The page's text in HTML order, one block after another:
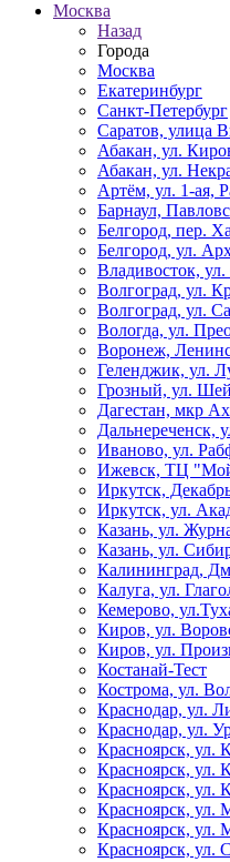
Москва
Назад
Города
Москва
Екатеринбург
Санкт-Петербург
Саратов, улица
Абакан, ул.
Абакан, ул.
Артём, ул. 1-ая,
Барнаул,
Белгород, пер.
Белгород, ул.
Владивосток, ул.
Волгоград, ул.
Волгоград, ул.
Вологда, ул.
Воронеж,
Геленджик, ул.
Грозный, ул.
Дагестан, мкр
Дальнереченск,
Иваново, ул.
Ижевск, ТЦ
Иркутск,
Иркутск, ул.
Казань, ул.
Казань, ул.
Калининград,
Калуга, ул.
Кемерово,
Киров, ул.
Киров, ул.
Костанай-Тест
Кострома, ул.
Краснодар, ул.
Краснодар, ул.
Красноярск, ул.
Красноярск, ул.
Красноярск, ул.
Красноярск, ул.
Красноярск, ул.
Красноярск, ул.